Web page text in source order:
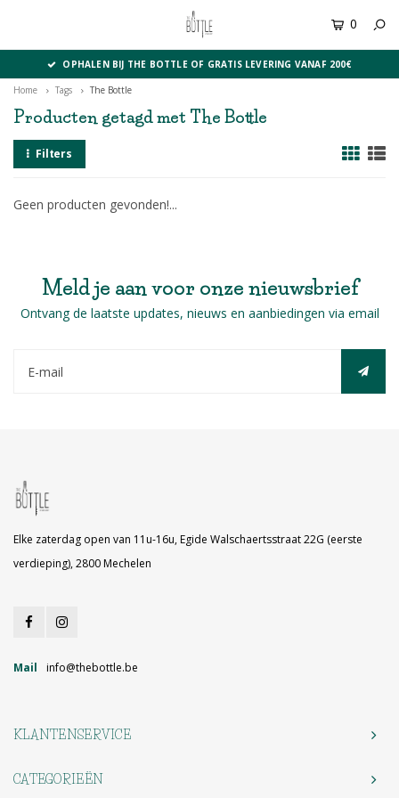
0
OPHALEN BIJ THE BOTTLE OF GRATIS LEVERING VANAF 200€
Home Tags The Bottle
Producten getagd met The Bottle
Filters
Geen producten gevonden!...
Meld je aan voor onze nieuwsbrief
Ontvang de laatste updates, nieuws en aanbiedingen via email
Elke zaterdag open van 11u-16u, Egide Walschaertsstraat 22G (eerste
verdieping), 2800 Mechelen
Mail info@thebottle.be
KLANTENSERVICE
CATEGORIEËN